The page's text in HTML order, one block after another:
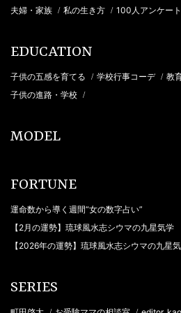
夫婦・家族 / 私の生き方 / 100人アンケート
EDUCATION
子供の五感を育てる / 学校行事コーデ / 教
子供の進路・学校 /
MODEL
FORTUNE
運命数から導く週間“女の数字占い”
【2月の運勢】琉球風水志シウマの九星気学
【2026年の運勢】琉球風水志シウマの九星
SERIES